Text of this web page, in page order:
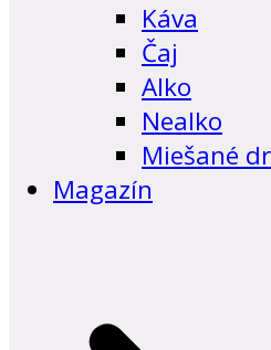
Káva
Čaj
Alko
Nealko
Miešané
Magazín